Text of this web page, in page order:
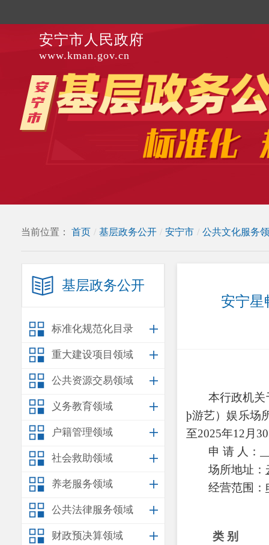
安宁市人民政府
www.kman.gov.cn
当前位置： 首页 / 基层政务公开 / 安宁市 / 公共文化服务
基层政务公开
标准化规范化目录
重大建设项目领域
公共资源交易领域
义务教育领域
户籍管理领域
社会救助领域
养老服务领域
公共法律服务领域
财政预决算领域
安宁星
本行政机关
þ游艺）娱乐场
至2025年12 月 30
申 请 人：
场所地址：
经营范围：
类 别